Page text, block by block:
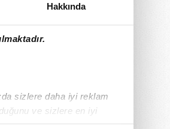
Hakkında
sizlere daha iyi reklam
ve sizlere en iyi
karşılamak